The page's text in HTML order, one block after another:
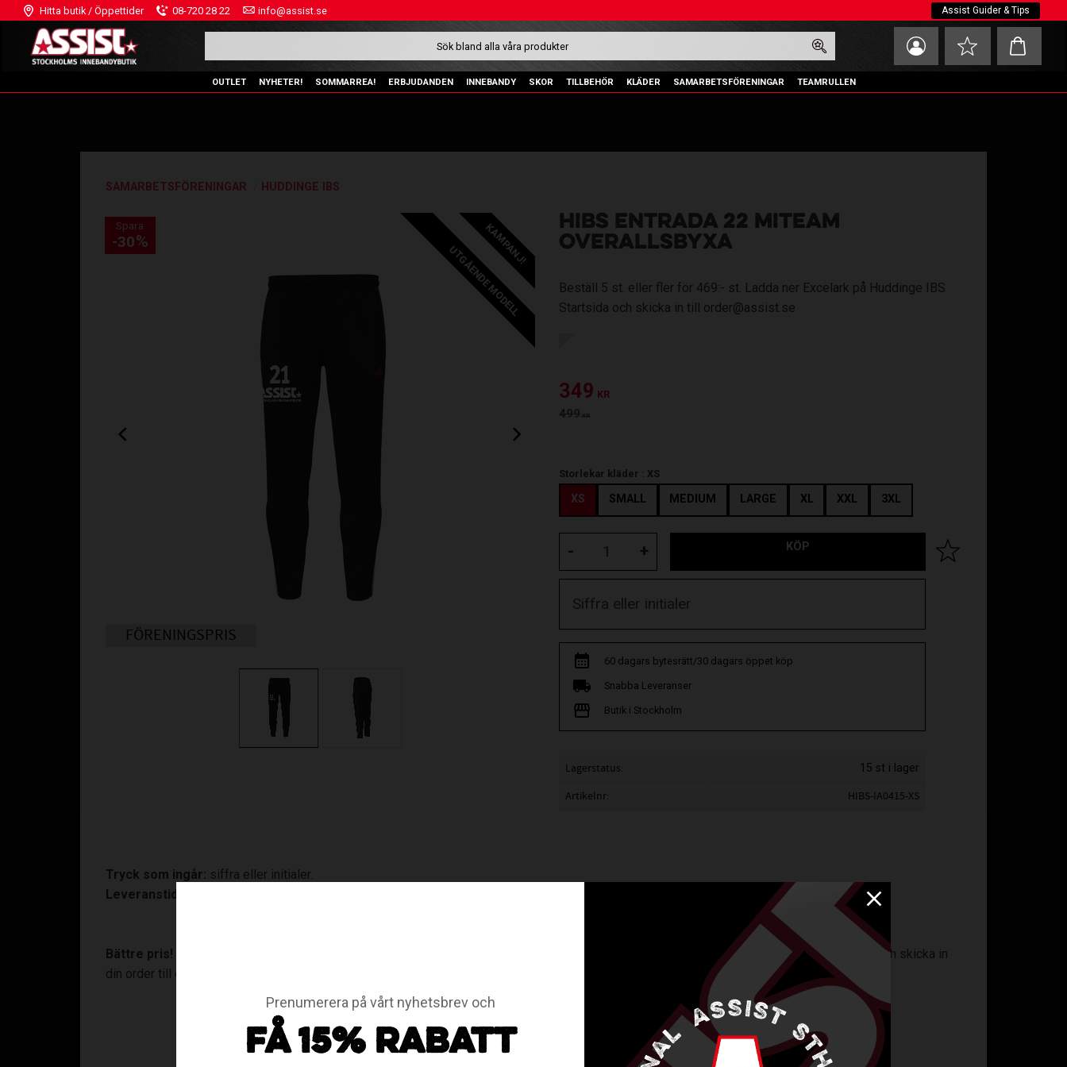
Hitta butik / Öppettider 08-720 28 22 info@assist.se Assist Guider & Tips
Favoriter
Kundvagn
OUTLET NYHETER! SOMMARREA! ERBJUDANDEN INNEBANDY SKOR TILLBEHÖR KLÄDER SAMARBETSFÖRENINGAR TEAMRULLEN
SAMARBETSFÖRENINGAR HUDDINGE IBS
HIBS ENTRADA 22 MITEAM
OVERALLSBYXA
Beställ 5 st. eller fler för 469:- st. Ladda ner Excelark på Huddinge IBS
Startsida och skicka in till order@assist.se
Spara
30% KAMPANJ!
UTGÅENDE MODELL
FÖRENINGSPRIS
Nedsatt pris:
349 KR
Ordinarie pris:
499KR
Storlekar kläder : XS
XS SMALL MEDIUM LARGE XL XXL 3XL
+
- KÖP Lägg till i favoriter
60 dagars bytesrätt/30 dagars öppet köp
Snabba Leveranser
Butik i Stockholm
Lagerstatus 15 st i lager
Artikelnr HIBS-IA0415-XS
Tryck som ingår: siffra eller initialer.
Leveranstid:
Bättre pris! Gör en samlad beställning om minst 5 plagg och köp för 469:- st. Ladda ner Huddinge IBS beställningsunderlag på erstartsida
och skicka in
din order till order@assist.se.
Prenumerera på vårt nyhetsbrev och
FÅ 15% RABATT